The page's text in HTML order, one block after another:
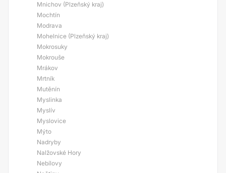
Mnichov (Plzeňský kraj)
Mochtín
Modrava
Mohelnice (Plzeňský kraj)
Mokrosuky
Mokrouše
Mrákov
Mrtník
Mutěnín
Myslinka
Myslív
Myslovice
Mýto
Nadryby
Nalžovské Hory
Nebílovy